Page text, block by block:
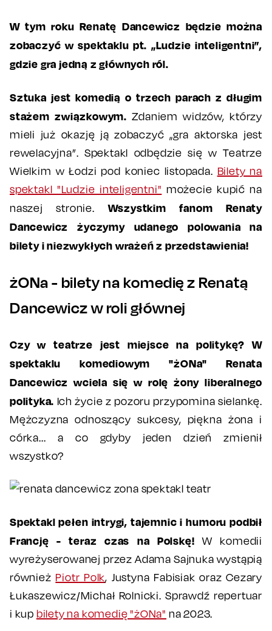
W tym roku Renatę Dancewicz będzie można
zobaczyć w spektaklu pt. „Ludzie inteligentni”,
gdzie gra jedną z głównych ról.
Sztuka jest komedią o trzech parach z długim
stażem związkowym. Zdaniem widzów, którzy
mieli już okazję ją zobaczyć „gra aktorska jest
rewelacyjna”. Spektakl odbędzie się w Teatrze
Wielkim w Łodzi pod koniec listopada. Bilety na
spektakl "Ludzie inteligentni" możecie kupić na
naszej stronie.Wszystkim fanom Renaty
Dancewicz życzymy udanego polowania na
bilety i niezwykłych wrażeń z przedstawienia!
żONa - bilety na komedię z Renatą
Dancewicz w roli głównej
Czy w teatrze jest miejsce na politykę? W
spektaklu komediowym "żONa" Renata
Dancewicz wciela się w rolę żony liberalnego
polityka. Ich życie z pozoru przypomina sielankę.
Mężczyzna odnoszący sukcesy, piękna żona i
córka... a co gdyby jeden dzień zmienił
wszystko?
Spektakl pełen intrygi, tajemnic i humoru podbił
Francję - teraz czas na Polskę! W komedii
wyreżyserowanej przez Adama Sajnuka wystąpią
również Piotr Polk, Justyna Fabisiak oraz Cezary
Łukaszewicz/Michał Rolnicki. Sprawdź repertuar
i kup bilety na komedię "żONa" na 2023.